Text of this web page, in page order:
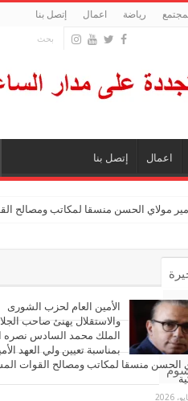
رياضة اعمال إتصل بنا
اعمال إتصل بنا
مولاي الحسن منسقا لمكاتب ومصالح
الأمين العام لحزب الشورى
والاستقلال يهنئ صاحب
الملك محمد السادس نصره
بمناسبة تعيين ولي العهد
الحسن منسقا لمكاتب ومصالح القوات